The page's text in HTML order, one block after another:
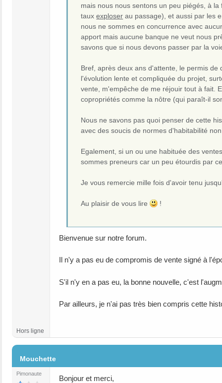
mais nous nous sentons un peu piégés, à
tauxexploser au passage), et aussi par les
nous ne sommes en concurrence avec
apport mais aucune banque ne veut nous
savons que si nous devons passer par la
Bref, après deux ans d'attente, le permis
l'évolution lente et compliquée du projet,
vente, m'empêche de me réjouir tout à fait.
copropriétés comme la nôtre (qui paraît-il
Nous ne savons pas quoi penser de cette
avec des soucis de normes d'habitabilité
Egalement, si un ou une habituée des
sommes preneurs car un peu étourdis par
Je vous remercie mille fois d'avoir tenu
Au plaisir de vous lire !
Bienvenue sur notre forum.
Il n'y a pas eu de compromis de vente signé à
S'il n'y en a pas eu, la bonne nouvelle, c'est
Par ailleurs, je n'ai pas très bien compris cette
Hors ligne
Mouchette
Pimonaute
Bonjour et merci,